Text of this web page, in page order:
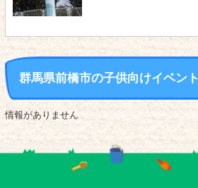
群馬県前橋市の子供向けイベント
情報がありません